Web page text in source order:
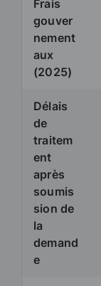
Frais
gouver
nement
aux
(2025)
Délais
de
traitem
ent
après
soumis
sion de
la
demand
e